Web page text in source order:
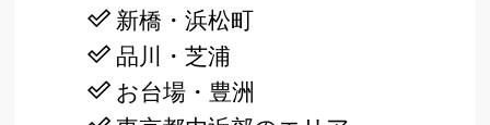
新橋・浜松町
品川・芝浦
お台場・豊洲